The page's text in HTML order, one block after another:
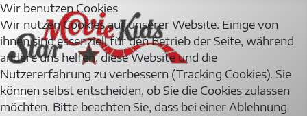
Wir benutzen Cookies
Wir nutzen Cookies auf unserer Website. Einige von
ihnen sind essenziell für den Betrieb der Seite, während
andere uns helfen, diese Website und die
Nutzererfahrung zu verbessern (Tracking Cookies). Sie
können selbst entscheiden, ob Sie die Cookies zulassen
möchten. Bitte beachten Sie, dass bei einer Ablehnung